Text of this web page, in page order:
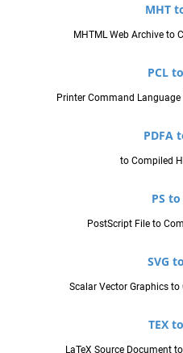
MHT
MHTML Web Archive to
PCL
Printer Command
PDFA
to Compiled
PS
PostScript File to
SVG
Scalar Vector Graphics
TEX
LaTeX Source Document